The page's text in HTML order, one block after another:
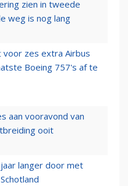
zien in tweede
weg is nog lang
voor zes extra Airbus
Boeing 757's af te
aan vooravond van
ooit
langer door met